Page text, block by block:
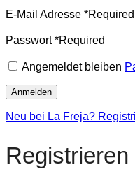
E-Mail Adresse *Required
Passwort*Required
Angemeldet bleiben
Anmelden
Neu bei La Freja?
Registrieren